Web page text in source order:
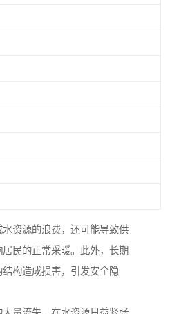
资源的浪费，还可能导致供
民的正常采暖。此外，长期
构造成损害，引发安全隐